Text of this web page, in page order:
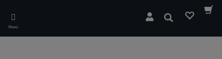
main
content
Menü
Suchen